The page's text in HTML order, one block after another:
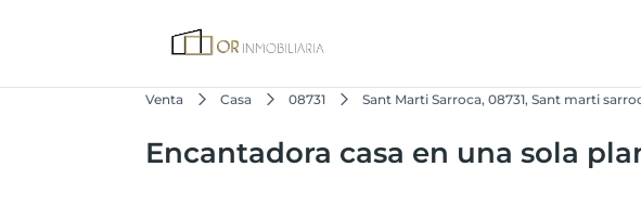
Venta Casa 08731 Sant Marti Sarroca, 08731, Sant marti
Encantadora casa en una sola